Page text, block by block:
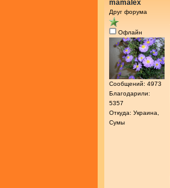
mamalex
Друг форума
Офлайн
Сообщений: 4973
Благодарили:
5357
Откуда: Украина,
Сумы